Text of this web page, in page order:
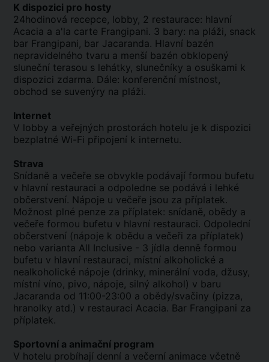
K dispozici pro hosty
24hodinová recepce, lobby, 2 restaurace: hlavní
Acacia a a'la carte Frangipani. 3 bary: na pláži, snack
bar Frangipani, bar Jacaranda. Hlavní bazén
nepravidelného tvaru a menší bazén obklopený
sluneční terasou s lehátky, slunečníky a osuškami k
dispozici zdarma. Dále: konferenční místnost,
obchod se suvenýry na pláži.
Internet
V lobby a veřejných prostorách hotelu je k dispozici
bezplatné Wi-Fi připojení k internetu.
Strava
Snídaně a večeře se obvykle podávají formou bufetu
v hlavní restauraci a odpoledne se podává i lehké
občerstvení. Nápoje u večeře jsou za příplatek.
Možnost plné penze za příplatek: snídaně, obědy a
večeře formou bufetu v hlavní restauraci. Odpolední
občerstvení (nápoje k obědu a večeři za příplatek)
nebo varianta All Inclusive - 3 jídla denně formou
bufetu v hlavní restauraci, místní alkoholické a
nealkoholické nápoje (drinky, minerální voda, džusy,
místní víno, pivo, nápoje, silný alkohol) v baru
Jacaranda od 11:00-23:00 a obědy/svačiny (pizza,
hranolky atd.) v restauraci Acacia. Bar Frangipani za
příplatek.
Sportovní a animační program
V hotelu probíhají denní a večerní animace včetně